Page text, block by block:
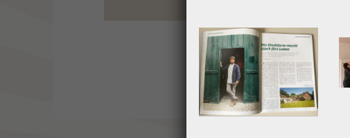
HOME REFERENZEN